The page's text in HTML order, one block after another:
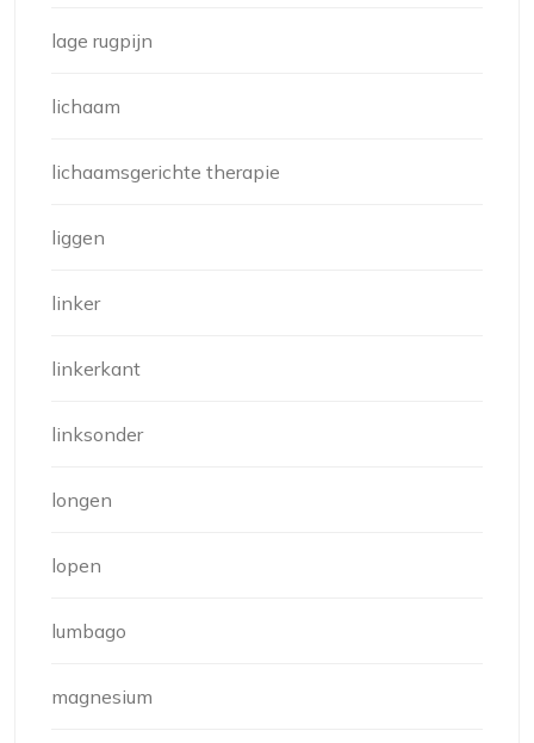
lage rugpijn
lichaam
lichaamsgerichte therapie
liggen
linker
linkerkant
linksonder
longen
lopen
lumbago
magnesium